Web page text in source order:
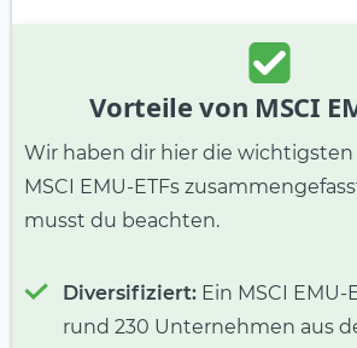
Vorteile von MSCI
Wir haben dir hier die wichtigsten
MSCI EMU-ETFs
musst du beachten.
Diversifiziert: Ein MSCI
rund 230 Unternehmen aus